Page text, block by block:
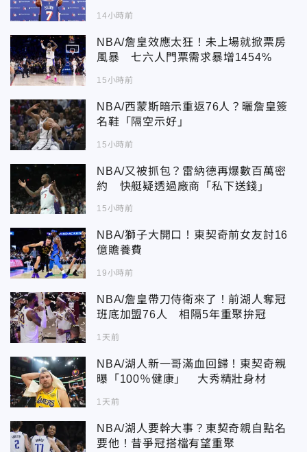
14小時前
NBA/詹皇效應太狂！未上場就掀票房
風暴 七六人門票需求暴增1454%
15小時前
NBA/西蒙斯暗示重返76人？曬詹皇簽
名鞋「隔空示好」
15小時前
NBA/又被抓包？雷納德再爆數百萬密
約 快艇疑透過廠商「私下送錢」
15小時前
NBA/獅子大開口！東契奇前女友討16
億贍養費
19小時前
NBA/詹皇帶刀侍衛來了！前湖人奪冠
班底加盟76人 相隔5年重聚拚冠
1天前
NBA/湖人新一哥滿血回歸！東契奇親
曝「100％健康」 大秀精壯身材
1天前
NBA/湖人要幹大事？東契奇親自點名
要他！昔爭冠搭檔有望重聚